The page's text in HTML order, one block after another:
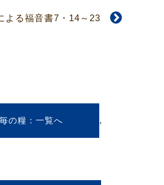
よる福音書7・14～23
の糧 ,